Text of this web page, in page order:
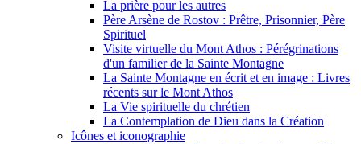
La prière pour les autres
Père Arsène de Rostov : Prêtre, Prisonnier, Père
Spirituel
Visite virtuelle du Mont Athos : Pérégrinations
d'un familier de la Sainte Montagne
La Sainte Montagne en écrit et en image : Livres
récents sur le Mont Athos
La Vie spirituelle du chrétien
La Contemplation de Dieu dans la Création
Icônes et iconographie